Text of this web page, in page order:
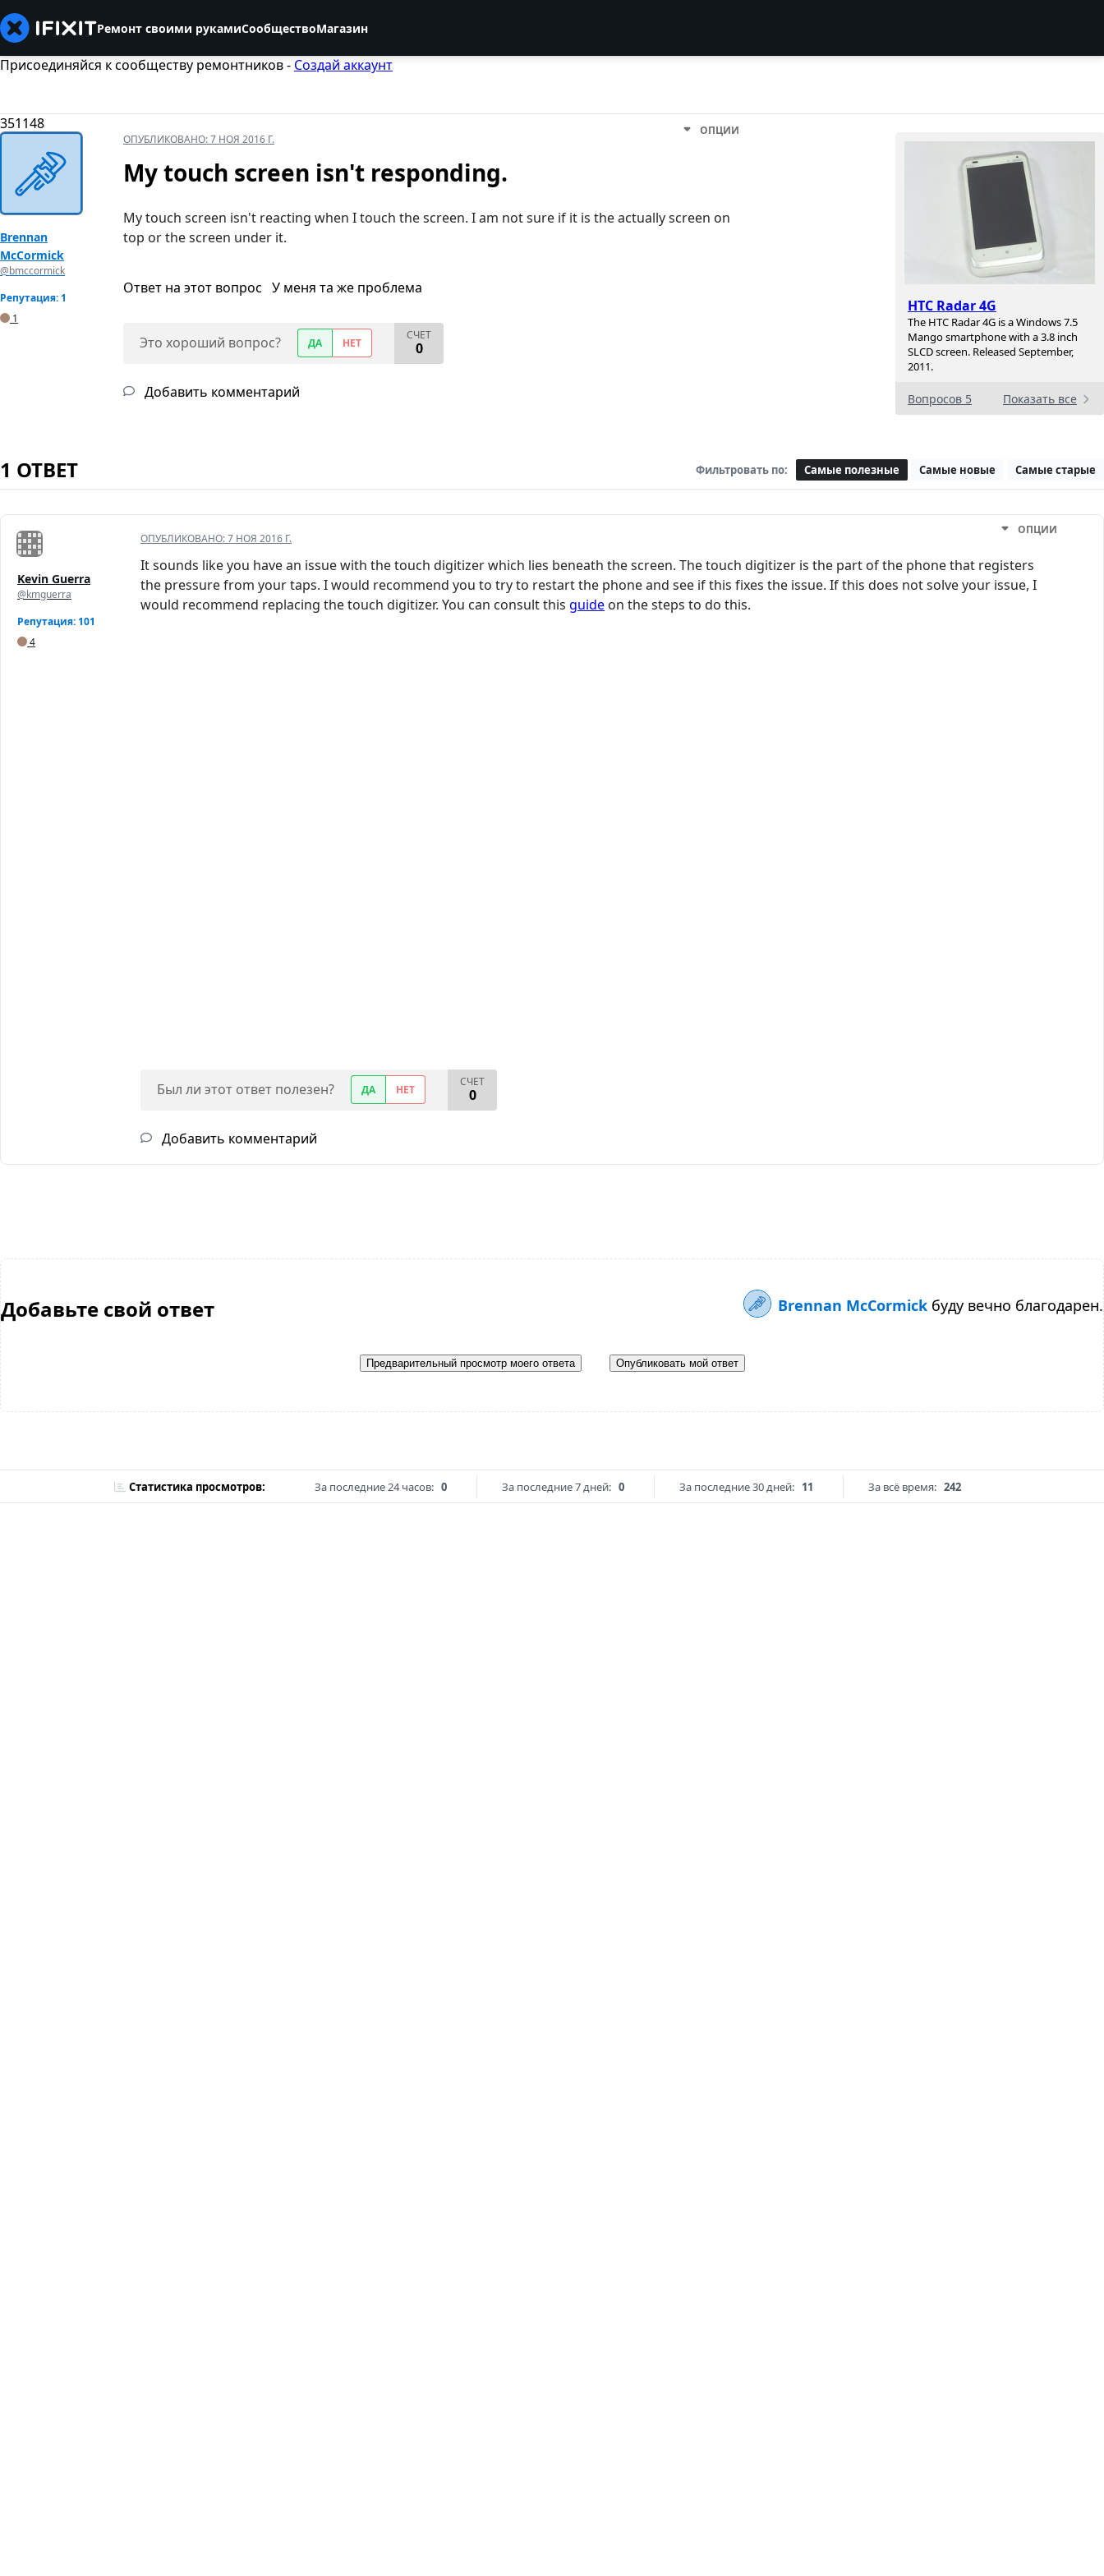
Ремонт своими рукамиСообществоМагазин
Присоединяйся к сообществу ремонтников - Создай аккаунт
351148
HTC Radar 4G
The HTC Radar 4G is a Windows 7.5
Mango smartphone with a 3.8 inch
SLCD screen. Released September,
2011.
Вопросов 5 Показать все
Brennan
McCormick
@bmccormick
Репутация: 1
1
ОПУБЛИКОВАНО:7 НОЯ 2016 Г.
ОПЦИИ
My touch screen isn't responding.
My touch screen isn't reacting when I touch the screen. I am not sure if it is the actually screen on
top or the screen under it.
Ответ на этот вопрос У меня та же проблема
Это хороший вопрос? ДА НЕТ
СЧЕТ
0
Добавить комментарий
1 ОТВЕТ Фильтровать по: Самые полезные Самые новые Самые старые
Kevin Guerra
@kmguerra
Репутация: 101
4
ОПУБЛИКОВАНО:7 НОЯ 2016 Г.
ОПЦИИ
It sounds like you have an issue with the touch digitizer which lies beneath the screen. The touch digitizer is the part of the phone that registers
the pressure from your taps. I would recommend you to try to restart the phone and see if this fixes the issue. If this does not solve your issue, I
would recommend replacing the touch digitizer. You can consult this guide on the steps to do this.
Был ли этот ответ полезен? ДА НЕТ
СЧЕТ
0
Добавить комментарий
Добавьте свой ответ Brennan McCormick буду вечно благодарен.
Предварительный просмотр моего ответа Опубликовать мой ответ
Статистика просмотров: За последние 24 часов: 0 За последние 7 дней: 0 За последние 30 дней: 11 За всё время: 242